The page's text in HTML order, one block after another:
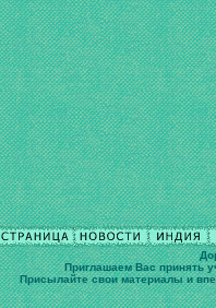
Приглашаем Вас принять
Присылайте свои материалы и